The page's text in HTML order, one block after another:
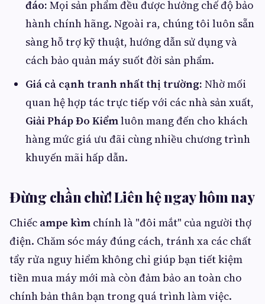
đáo: Mọi sản phẩm đều được hưởng chế độ bảo
hành chính hãng. Ngoài ra, chúng tôi luôn sẵn
sàng hỗ trợ kỹ thuật, hướng dẫn sử dụng và
cách bảo quản máy suốt đời sản phẩm.
Giá cả cạnh tranh nhất thị trường: Nhờ mối
quan hệ hợp tác trực tiếp với các nhà sản xuất,
Giải Pháp Đo Kiểmluôn mang đến cho khách
hàng mức giá ưu đãi cùng nhiều chương trình
khuyến mãi hấp dẫn.
Đừng chần chừ! Liên hệ ngay hôm nay
Chiếc ampe kìm chính là "đôi mắt" của người thợ
điện. Chăm sóc máy đúng cách, tránh xa các chất
tẩy rửa nguy hiểm không chỉ giúp bạn tiết kiệm
tiền mua máy mới mà còn đảm bảo an toàn cho
chính bản thân bạn trong quá trình làm việc.